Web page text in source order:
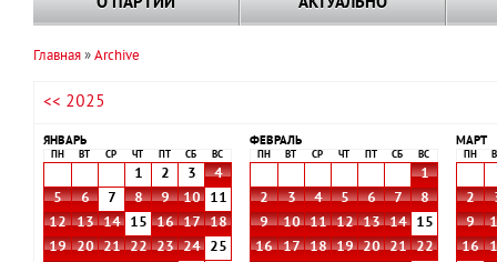
навигации
Главная Archive
<< 2025
ЯНВАРЬ
ПН ВТ СР ЧТ СБ ВС
1 2 3
4
5
6 7 8 9 10
11
12
13 14 15 16 17
18
19
20 21 22 23 24
25
ФЕВРАЛЬ
ПН ВТ СР ЧТ СБ ВС
1
2
3 4 5 6 7
8
9
10 11 12 13 14
15
16
17 18 19 20 21
22
МАРТ
ПН
2
9
16